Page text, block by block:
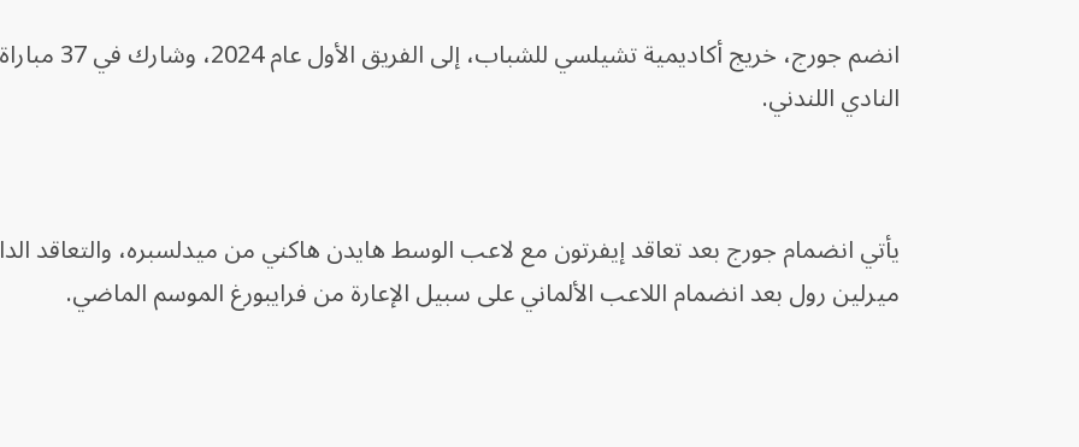
انضم جورج، خريج أكاديمية تشيلسي للشباب،
النادي اللندني.
يأتي انضمام جورج بعد تعاقد إيفرتون مع لاعب الوسط هايدن هاكني من ميدلسبره، والتعاقد
ميرلين رول بعد انضمام اللاعب الألماني على سبيل الإعارة من فرايبورغ الموسم الماضي.